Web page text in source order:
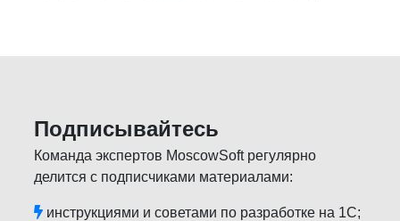
Подписывайтесь
Команда экспертов MoscowSoft регулярно
делится с подписчиками материалами:
инструкциями и советами по разработке на 1С;